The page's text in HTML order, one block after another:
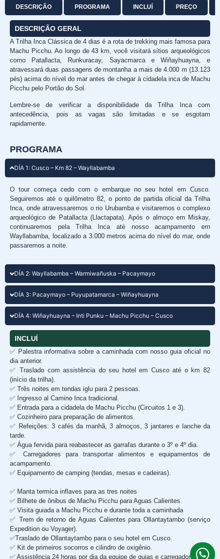
DESCRIÇÃO PROGRAMA INCLUÍ PREÇO
DESCRIÇÃO GERAL
A Trilha Inca Clássica de 4 dias é a rota de trekking mais famosa para
Machu Picchu. Ao longo de 43 km, você visitará sítios arqueológicos
como Patallacta, Runkuracay, Sayacmarca e Wiñayhuayna, e
atravessará duas passagens de montanha a mais de 4.000 m (13.123
pés) acima do nível do mar antes de chegar à cidadela inca de Machu
Picchu pelo Portão do Sol.
Lembre-se de verificar a disponibilidade da Trilha Inca com
antecedência, pois as vagas são limitadas e se esgotam
rapidamente.
PROGRAMA
DÍA 1: Cusco – Km 82 – Wayllabamba
O tour começa cedo com o embarque no seu hotel em Cusco.
Seguiremos até o quilômetro 82, o ponto de partida oficial da Trilha
Inca, onde atravessaremos o rio Urubamba e visitaremos o complexo
arqueológico de Patallacta (Llactapata). Após o almoço em Miskay,
continuaremos pela Trilha Inca até nosso acampamento em
Wayllabamba, localizado a 3.000 metros acima do nível do mar, onde
passaremos a noite.
DÍA 2: Wayllabamba – Warmiwañuska – Pacaymayo
DÍA 3: Pacaymayo – Puyupatamarca – Wiñayhuayna
DÍA 4: Wiñayhuayna – Inti Punku – Machu Picchu – Cusco
INCLUÍ
✅ Palestra informativa sobre a caminhada com nosso guia oficial no
dia anterior.
✅ Traslado com assistência do seu hotel em Cusco até o km 82
(início da trilha).
✅ Três noites em tendas iglu para 2 pessoas.
✅ Ingresso al Camino Inca tradicional.
✅ Entrada para a cidadela de Machu Picchu (Circuitos 1 e 3).
✅ Cozinheiro para preparação de alimentos.
✅ Refeições: 3 cafés da manhã, 3 almoços, 3 jantares e lanche da
tarde.
✅ Água fervida para reabastecer as garrafas durante o 3º e 4º dia.
✅ Carregadores para transportar alimentos e equipamentos de
acampamento.
✅ Equipamento de camping (tendas, mesas e cadeiras).
✅ Manta termica inflaves para as tres noites
✅ Bilhete de ônibus de Machu Picchu para Aguas Calientes.
✅ Visita guiada a Machu Picchu e durante toda a caminhada
✅ Trem de retorno de Aguas Calientes para Ollantaytambo (serviço
Expedition ou Voyager).
✅Traslado de Ollantaytambo para o seu hotel em Cusco.
✅ Kit de primeiros socorros e cilindro de oxigênio.
✅ Assistência 24 horas por dia da equipe de guias e carregadores.